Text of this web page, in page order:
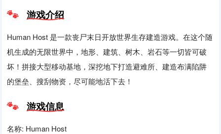
游戏介绍
Human Host 是一款丧尸末日开放世界生存建造游戏。在这个随
机生成的无限世界中，地形、建筑、树木、岩石等一切皆可破
坏！拼接大型移动基地，深挖地下打造避难所、建造布满陷阱
的堡垒、搜刮物资，尽可能地活下去！
游戏信息
名称: Human Host